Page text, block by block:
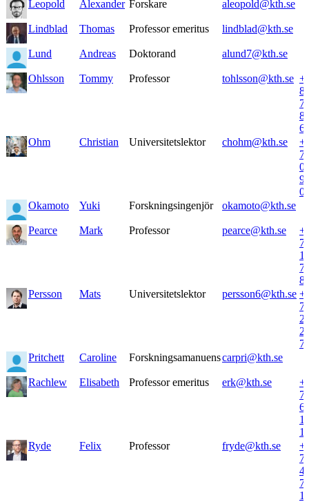
Leopold Alexander Forskare aleopold@kth.se
Lindblad Thomas Professor emeritus lindblad@kth.se
Lund Andreas Doktorand alund7@kth.se
Ohlsson Tommy Professor tohlsson@kth.se
8
Ohm
Christian Universitetslektor chohm@kth.se
Okamoto
Yuki Forskningsingenjör okamoto@kth.se
Pearce Mark Professor pearce@kth.se
Persson
Mats Universitetslektor persson6@kth.se
Pritchett
Caroline Forskningsamanuenscarpri@kth.se
Rachlew Elisabeth Professor emeritus erk@kth.se
11
Ryde
Felix Professor fryde@kth.se